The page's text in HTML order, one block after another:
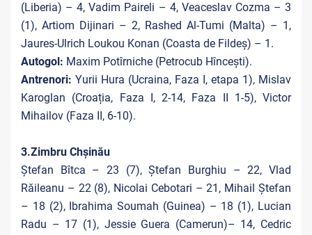
(Liberia) – 4, Vadim Paireli – 4, Veaceslav Cozma – 3
(1), Artiom Dijinari – 2, Rashed Al-Tumi (Malta) – 1,
Jaures-Ulrich Loukou Konan (Coasta de Fildeș) – 1.
Autogol: Maxim Potîrniche (Petrocub Hîncești).
Antrenori: Yurii Hura (Ucraina, Faza I, etapa 1), Mislav
Karoglan (Croația, Faza I, 2-14, Faza II 1-5), Victor
Mihailov (Faza II, 6-10).
3.Zimbru Chșinău
Ștefan Bîtca – 23 (7), Ștefan Burghiu – 22, Vlad
Răileanu – 22 (8), Nicolai Cebotari – 21, Mihail Ștefan
– 18 (2), Ibrahima Soumah (Guinea) – 18 (1), Lucian
Radu – 17 (1), Jessie Guera (Camerun)– 14, Cedric